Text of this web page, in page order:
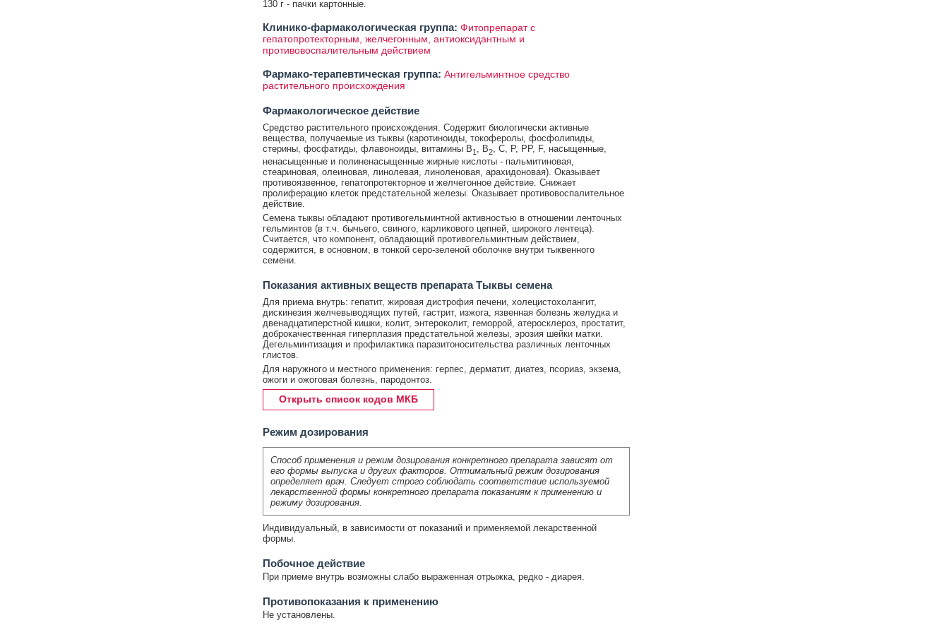
130 г - пачки картонные.
Клинико-фармакологическая группа: Фитопрепарат с
гепатопротекторным, желчегонным, антиоксидантным и
противовоспалительным действием
Фармако-терапевтическая группа: Антигельминтное средство
растительного происхождения
Фармакологическое действие
Средство растительного происхождения. Содержит биологически активные
вещества, получаемые из тыквы (каротиноиды, токоферолы, фосфолипиды,
стерины, фосфатиды, флавоноиды, витамины В1 , В2, С, Р, РР, F, насыщенные,
ненасыщенные и полиненасыщенные жирные кислоты - пальмитиновая,
стеариновая, олеиновая, линолевая, линоленовая, арахидоновая). Оказывает
противоязвенное, гепатопротекторное и желчегонное действие. Снижает
пролиферацию клеток предстательной железы. Оказывает противовоспалительное
действие.
Семена тыквы обладают противогельминтной активностью в отношении ленточных
гельминтов (в т.ч. бычьего, свиного, карликового цепней, широкого лентеца).
Считается, что компонент, обладающий противогельминтным действием,
содержится, в основном, в тонкой серо-зеленой оболочке внутри тыквенного
семени.
Показания активных веществ препарата Тыквы семена
Для приема внутрь: гепатит, жировая дистрофия печени, холецистохолангит,
дискинезия желчевыводящих путей, гастрит, изжога, язвенная болезнь желудка и
двенадцатиперстной кишки, колит, энтероколит, геморрой, атеросклероз, простатит,
доброкачественная гиперплазия предстательной железы, эрозия шейки матки.
Дегельминтизация и профилактика паразитоносительства различных ленточных
глистов.
Для наружного и местного применения: герпес, дерматит, диатез, псориаз, экзема,
ожоги и ожоговая болезнь, пародонтоз.
Открыть список кодов МКБ
Режим дозирования
Способ применения и режим дозирования конкретного препарата зависят от
его формы выпуска и других факторов. Оптимальный режим дозирования
определяет врач. Следует строго соблюдать соответствие используемой
лекарственной формы конкретного препарата показаниям к применению и
режиму дозирования.
Индивидуальный, в зависимости от показаний и применяемой лекарственной
формы.
Побочное действие
При приеме внутрь возможны слабо выраженная отрыжка, редко - диарея.
Противопоказания к применению
Не установлены.